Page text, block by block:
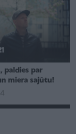
paldies par
miera sajūtu!